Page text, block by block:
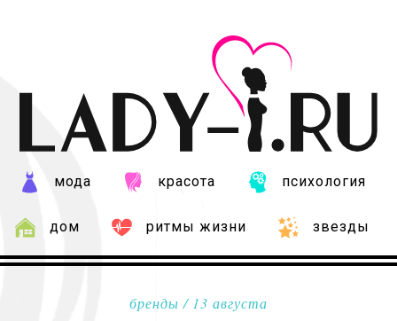
мода красота психология
дом ритмы жизни звезды
бренды / 13 августа